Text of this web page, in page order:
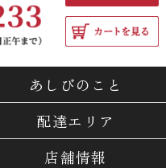
当・仕出し
彩お届け料
あしびのこと
配達エリア
店舗情報